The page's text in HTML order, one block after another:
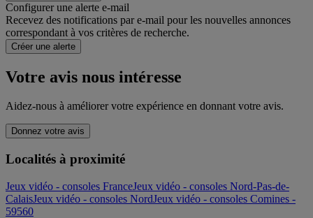
Configurer une alerte e-mail
Recevez des notifications par e-mail pour les nouvelles annonces
correspondant à vos critères de recherche.
Créer une alerte
Votre avis nous intéresse
Aidez-nous à améliorer votre expérience en donnant votre avis.
Donnez votre avis
Localités à proximité
Jeux vidéo - consoles FranceJeux vidéo - consoles Nord-Pas-de-
CalaisJeux vidéo - consoles NordJeux vidéo - consoles Comines -
59560